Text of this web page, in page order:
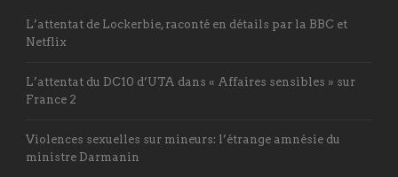
L’attentat de Lockerbie, raconté en détails par la BBC et
Netflix
L’attentat du DC10 d’UTA dans « Affaires sensibles » sur
France 2
Violences sexuelles sur mineurs: l’étrange amnésie du
ministre Darmanin